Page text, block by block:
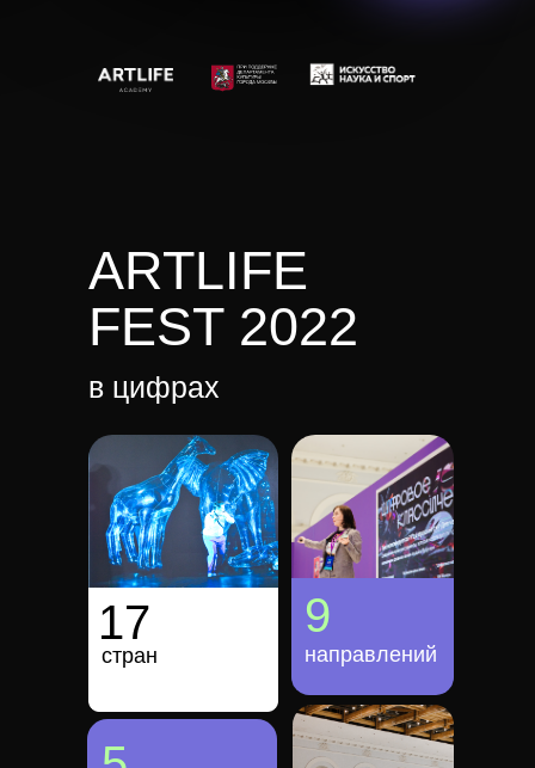
17
ARTLIFE
FEST 2022
9
направлений
стран
в цифрах